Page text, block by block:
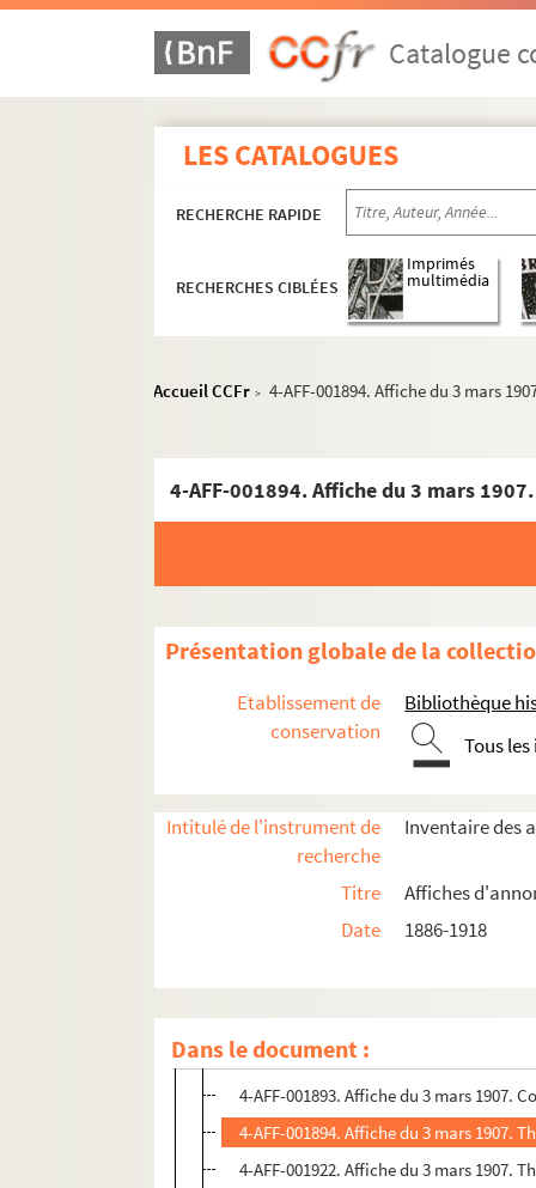
Catalogue
LES CATALOGUES
RECHERCHE RAPIDE
RECHERCHES CIBLÉES
Imprimés
multimédia
Accueil CCFr > 4-AFF-001894. Affiche du 3 mars
4-AFF-001894. Affiche du 3 mars
Présentation globale de la
Etablissement de
conservation
Bibliothèque
Tous
Intitulé de l'instrument de
recherche
Inventaire des
Titre
Affiches
Date
1886-1918
Dans le document :
Année 1886
Année 1890
Année 1907
Février
Mars
4-AFF-001890. Affiche du 2 mars 1907.
4-AFF-001891. Affiche du 3 mars 1907.
4-AFF-001892. Affiche du 3 mars 1907.
4-AFF-001893. Affiche du 3 mars 1907.
4-AFF-001894. Affiche du 3 mars 1907.
4-AFF-001922. Affiche du 3 mars 1907.